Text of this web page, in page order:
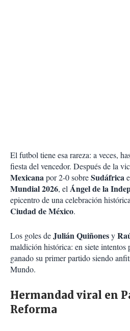
El futbol tiene esa rareza: a veces,
fiesta del vencedor. Después de la
Mexicanapor 2-0 sobreSudáfrica
Mundial 2026, elÁngel de la
epicentro de una celebración
Ciudad de México.
Los goles deJulián Quiñonesy
maldición histórica: en siete intentos
ganado su primer partido siendo
Mundo.
Hermandad viral en
Reforma